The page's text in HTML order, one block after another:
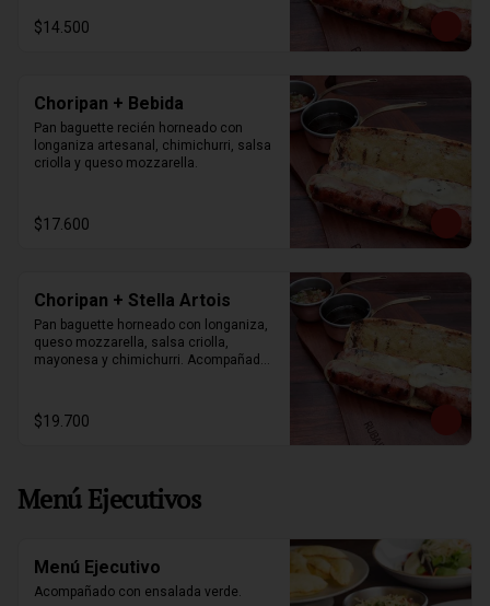
$14.500
Choripan + Bebida
Pan baguette recién horneado con
longaniza artesanal, chimichurri, salsa
criolla y queso mozzarella.
$17.600
Choripan + Stella Artois
Pan baguette horneado con longaniza,
queso mozzarella, salsa criolla,
mayonesa y chimichurri. Acompañados
$19.700
Menú Ejecutivos
Menú Ejecutivo
Acompañado con ensalada verde.